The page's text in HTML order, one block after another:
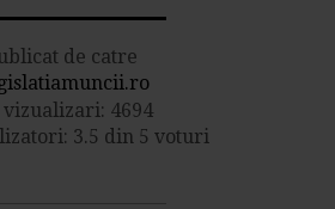
de catre
vizualizari: 4694
3.5 din 5 voturi